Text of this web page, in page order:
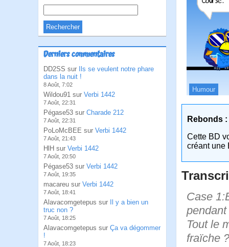
Derniers commentaires
DD2SS sur
Ils se veulent notre phare
dans la nuit !
8 Août, 7:02
Wildou91 sur Verbi 1442
7 Août, 22:31
Pégase53 sur Charade 212
7 Août, 22:31
PoLoMcBEE sur Verbi 1442
7 Août, 21:43
HlH sur Verbi 1442
7 Août, 20:50
Pégase53 sur Verbi 1442
7 Août, 19:35
macareu sur Verbi 1442
7 Août, 18:41
Alavacomgetepus sur
Il y a bien un
truc non ?
7 Août, 18:25
Alavacomgetepus sur Ça va dégommer
!
7 Août, 18:23
Humour
Rebonds :
Cette BD
créant une
Case
Tout le
fraïche ?